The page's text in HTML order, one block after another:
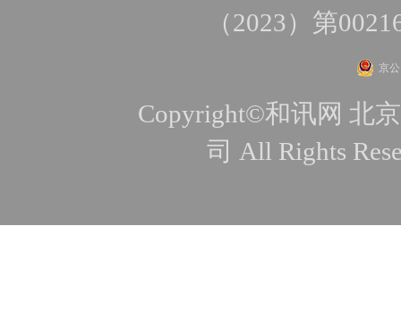
（2023）第
京
Copyright©和讯网 北
司 All Rights